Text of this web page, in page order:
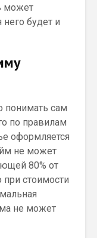
может
будет и
понимать сам
по правилам
оформляется
не может
80% от
при стоимости
не может